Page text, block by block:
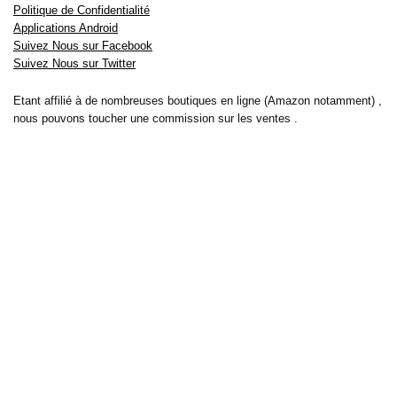
Politique de Confidentialité
Applications Android
Suivez Nous sur Facebook
Suivez Nous sur Twitter
Etant affilié à de nombreuses boutiques en ligne (Amazon notamment) ,
nous pouvons toucher une commission sur les ventes .